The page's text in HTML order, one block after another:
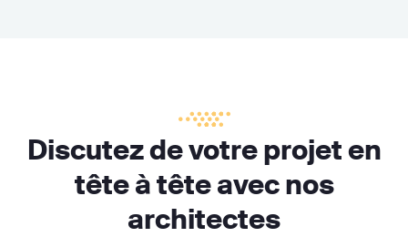
Discutez de votre projet en
tête à tête avec nos
architectes